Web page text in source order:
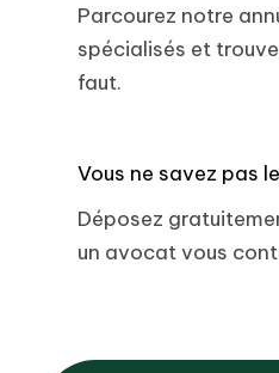
Parcourez notre
spécialisés et
faut.
Vous ne savez pas
Déposez
un avocat vous